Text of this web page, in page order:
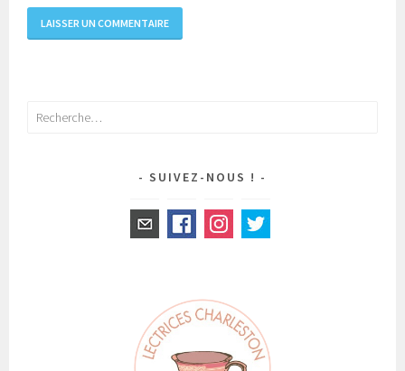
Rechercher :
SUIVEZ-NOUS !